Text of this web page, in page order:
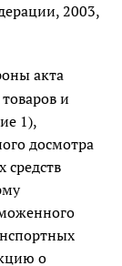
2003,
акта
и
1),
досмотра
средств
о